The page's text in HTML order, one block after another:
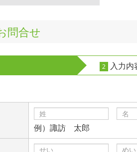
問合せ
2 入力内
例）諏訪 太郎